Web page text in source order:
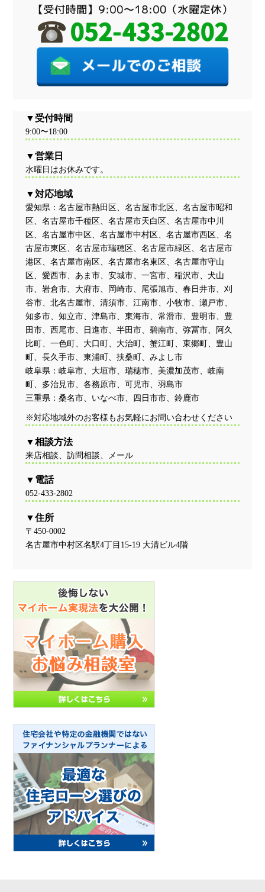
受付時間
9:00〜18:00
営業日
水曜日はお休みです。
対応地域
愛知県：名古屋市熱田区、名古屋市北区、名古屋市昭和
区、名古屋市千種区、名古屋市天白区、名古屋市中川
区、名古屋市中区、名古屋市中村区、名古屋市西区、名
古屋市東区、名古屋市瑞穂区、名古屋市緑区、名古屋市
港区、名古屋市南区、名古屋市名東区、名古屋市守山
区、愛西市、あま市、安城市、一宮市、稲沢市、犬山
市、岩倉市、大府市、岡崎市、尾張旭市、春日井市、刈
谷市、北名古屋市、清須市、江南市、小牧市、瀬戸市、
知多市、知立市、津島市、東海市、常滑市、豊明市、豊
田市、西尾市、日進市、半田市、碧南市、弥冨市、阿久
比町、一色町、大口町、大治町、蟹江町、東郷町、豊山
町、長久手市、東浦町、扶桑町、みよし市
岐阜県：岐阜市、大垣市、瑞穂市、美濃加茂市、岐南
町、多治見市、各務原市、可児市、羽島市
三重県：桑名市、いなべ市、四日市市、鈴鹿市
※対応地域外のお客様もお気軽にお問い合わせください
相談方法
来店相談、訪問相談、メール
電話
052-433-2802
住所
〒450-0002
名古屋市中村区名駅4丁目15-19 大清ビル4階